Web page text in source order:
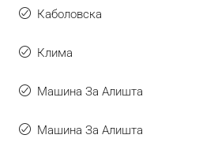
Каболовска
Клима
Машина За Алишта
Машина За Алишта